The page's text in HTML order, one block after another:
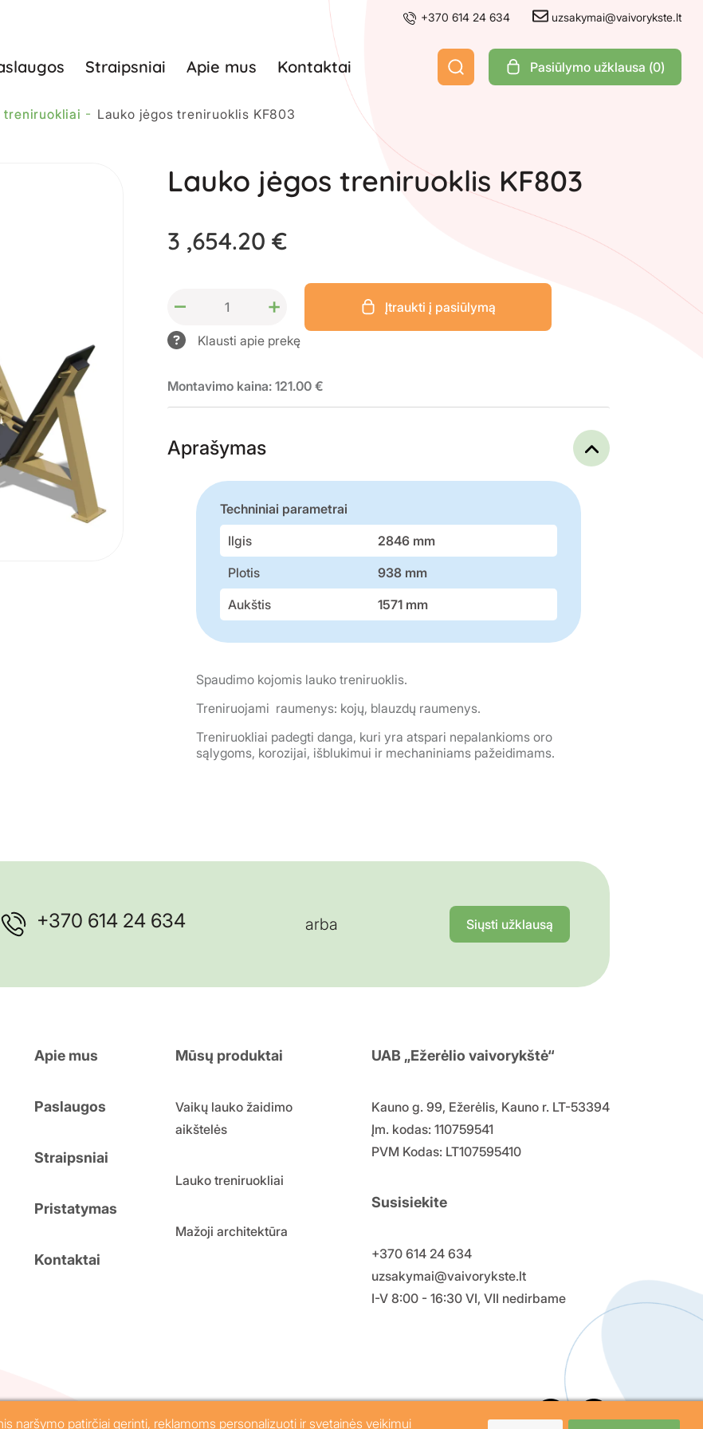
naršymo patirčiai gerinti, reklamoms personalizuoti ir svetainės veikimui
+370 614 24 634 uzsakymai@vaivorykste.lt
Straipsniai Apie mus Kontaktai Pasiūlymo užklausa (0)
treniruokliai Lauko jėgos treniruoklis KF803
Lauko jėgos treniruoklis KF803
3 ,654.20 €
– + Įtraukti į pasiūlymą
Klausti apie prekę
Montavimo kaina: 121.00 €
Aprašymas
Techniniai parametrai
Ilgis
2846 mm
Plotis
938 mm
Aukštis
1571 mm
Spaudimo kojomis lauko treniruoklis.
Treniruojami raumenys: kojų, blauzdų raumenys.
Treniruokliai padegti danga, kuri yra atspari nepalankioms oro
sąlygoms, korozijai, išblukimui ir mechaniniams pažeidimams.
+370 614 24 634 arba Siųsti užklausą
Apie mus
Paslaugos
Straipsniai
Pristatymas
Kontaktai
Mūsų produktai
Vaikų lauko žaidimo
aikštelės
Lauko treniruokliai
Mažoji architektūra
UAB „Ežerėlio vaivorykštė“
Kauno g. 99, Ežerėlis, Kauno r. LT-53394
Įm. kodas: 110759541
PVM Kodas: LT107595410
Susisiekite
+370 614 24 634
uzsakymai@vaivorykste.lt
I-V 8:00 - 16:30 VI, VII nedirbame
Privatumo politika